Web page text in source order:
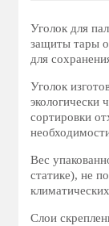
Уголок для
защиты тары
для
Уголок
экологически
сортировки
Вес
статике), не
Cлои